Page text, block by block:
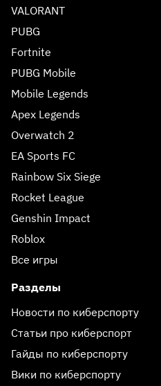
VALORANT
PUBG
Fortnite
PUBG Mobile
Mobile Legends
Apex Legends
Overwatch 2
EA Sports FC
Rainbow Six Siege
Rocket League
Genshin Impact
Roblox
Все игры
Разделы
Новости по киберспорту
Статьи про киберспорт
Гайды по киберспорту
Вики по киберспорту